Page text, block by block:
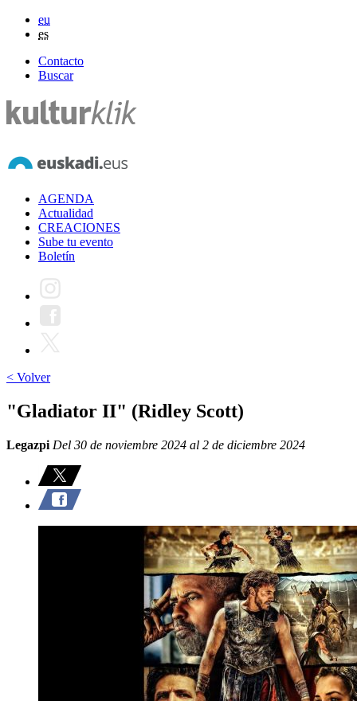
eu
es
Contacto
Buscar
AGENDA
Actualidad
CREACIONES
Sube tu evento
Boletín
< Volver
"Gladiator II" (Ridley Scott)
Legazpi Del 30 de noviembre 2024 al 2 de diciembre 2024